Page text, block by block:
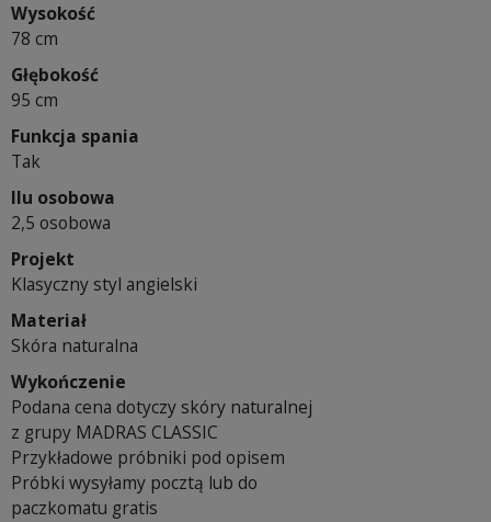
Wysokość
78 cm
Głębokość
95 cm
Funkcja spania
Tak
Ilu osobowa
2,5 osobowa
Projekt
Klasyczny styl angielski
Materiał
Skóra naturalna
Wykończenie
Podana cena dotyczy skóry naturalnej
z grupy MADRAS CLASSIC
Przykładowe próbniki pod opisem
Próbki wysyłamy pocztą lub do
paczkomatu gratis